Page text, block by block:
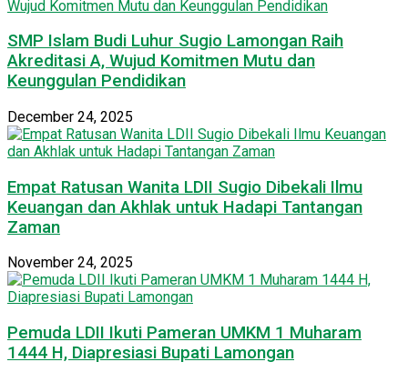
SMP Islam Budi Luhur Sugio Lamongan Raih
Akreditasi A, Wujud Komitmen Mutu dan
Keunggulan Pendidikan
December 24, 2025
Empat Ratusan Wanita LDII Sugio Dibekali Ilmu
Keuangan dan Akhlak untuk Hadapi Tantangan
Zaman
November 24, 2025
Pemuda LDII Ikuti Pameran UMKM 1 Muharam
1444 H, Diapresiasi Bupati Lamongan